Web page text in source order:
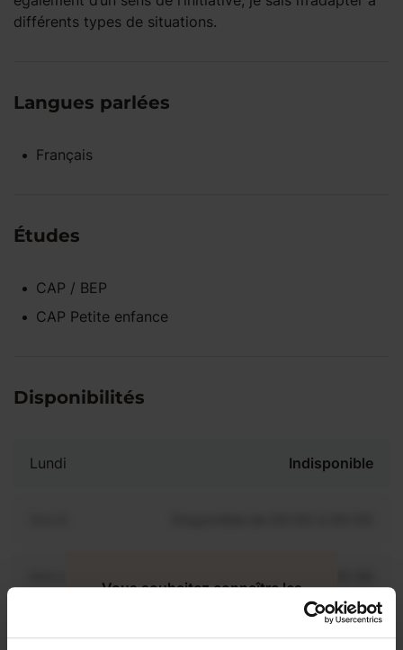
différents types de situations.
Langues parlées
Français
Études
CAP / BEP
CAP Petite enfance
Disponibilités
Lundi Indisponible
Jeudi Disponible de 00:00 à 00:00
Vous souhaitez connaître les